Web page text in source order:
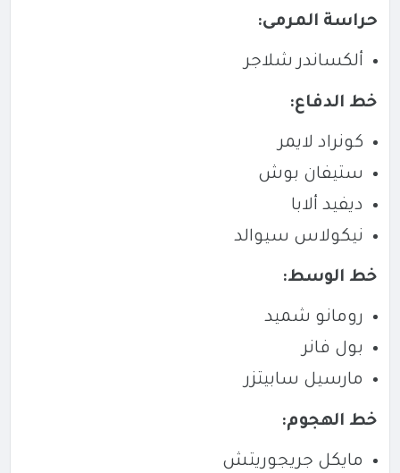
حراسة المرمى:
ألكساندر شلاجر
خط الدفاع:
كونراد لايمر
ستيفان بوش
ديفيد ألابا
نيكولاس سيوالد
خط الوسط:
رومانو شميد
بول فانر
مارسيل سابيتزر
خط الهجوم:
مايكل جريجوريتش